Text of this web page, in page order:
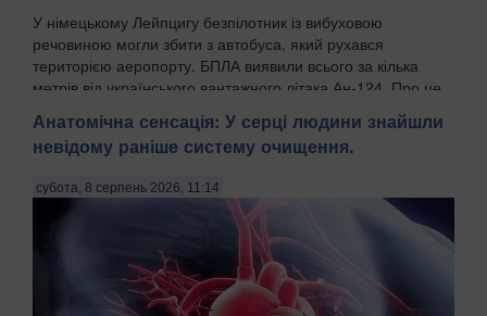
У німецькому Лейпцигу безпілотник із вибуховою
речовиною могли збити з автобуса, який рухався
територією аеропорту. БПЛА виявили всього за кілька
метрів від українського вантажного літака Ан-124. Про це
Анатомічна сенсація: У серці людини знайшли
невідому раніше систему очищення.
субота, 8 серпень 2026, 11:14